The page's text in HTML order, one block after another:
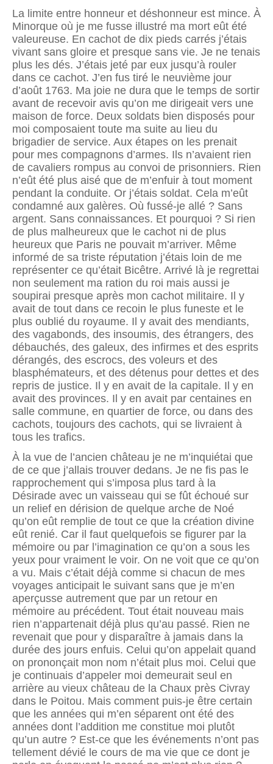
La limite entre honneur et déshonneur est mince. À
Minorque où je me fusse illustré ma mort eût été
valeureuse. En cachot de dix pieds carrés j’étais
vivant sans gloire et presque sans vie. Je ne tenais
plus les dés. J’étais jeté par eux jusqu’à rouler
dans ce cachot. J’en fus tiré le neuvième jour
d’août 1763. Ma joie ne dura que le temps de sortir
avant de recevoir avis qu’on me dirigeait vers une
maison de force. Deux soldats bien disposés pour
moi composaient toute ma suite au lieu du
brigadier de service. Aux étapes on les prenait
pour mes compagnons d’armes. Ils n’avaient rien
de cavaliers rompus au convoi de prisonniers. Rien
n’eût été plus aisé que de m’enfuir à tout moment
pendant la conduite. Or j’étais soldat. Cela m’eût
condamné aux galères. Où fussé-je allé ? Sans
argent. Sans connaissances. Et pourquoi ? Si rien
de plus malheureux que le cachot ni de plus
heureux que Paris ne pouvait m’arriver. Même
informé de sa triste réputation j’étais loin de me
représenter ce qu’était Bicêtre. Arrivé là je regrettai
non seulement ma ration du roi mais aussi je
soupirai presque après mon cachot militaire. Il y
avait de tout dans ce recoin le plus funeste et le
plus oublié du royaume. Il y avait des mendiants,
des vagabonds, des insoumis, des étrangers, des
débauchés, des galeux, des infirmes et des esprits
dérangés, des escrocs, des voleurs et des
blasphémateurs, et des détenus pour dettes et des
repris de justice. Il y en avait de la capitale. Il y en
avait des provinces. Il y en avait par centaines en
salle commune, en quartier de force, ou dans des
cachots, toujours des cachots, qui se livraient à
tous les trafics.
À la vue de l’ancien château je ne m’inquiétai que
de ce que j’allais trouver dedans. Je ne fis pas le
rapprochement qui s’imposa plus tard à la
Désirade avec un vaisseau qui se fût échoué sur
un relief en dérision de quelque arche de Noé
qu’on eût remplie de tout ce que la création divine
eût renié. Car il faut quelquefois se figurer par la
mémoire ou par l’imagination ce qu’on a sous les
yeux pour vraiment le voir. On ne voit que ce qu’on
a vu. Mais c’était déjà comme si cha­cun de mes
voyages anticipait le suivant sans que je m’en
aperçusse autrement que par un retour en
mémoire au précédent. Tout était nouveau mais
rien n’appartenait déjà plus qu’au passé. Rien ne
revenait que pour y disparaître à jamais dans la
durée des jours enfuis. Celui qu’on appelait quand
on prononçait mon nom n’était plus moi. Celui que
je continuais d’appeler moi demeurait seul en
arrière au vieux château de la Chaux près Civray
dans le Poitou. Mais comment puis-je être certain
que les années qui m’en séparent ont été des
années dont l’addition me constitue moi plutôt
qu’un autre ? Est-ce que les événements n’ont pas
tellement dévié le cours de ma vie que ce dont je